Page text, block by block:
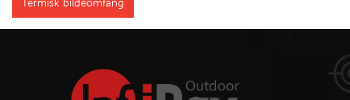
Termisk bildeomfang